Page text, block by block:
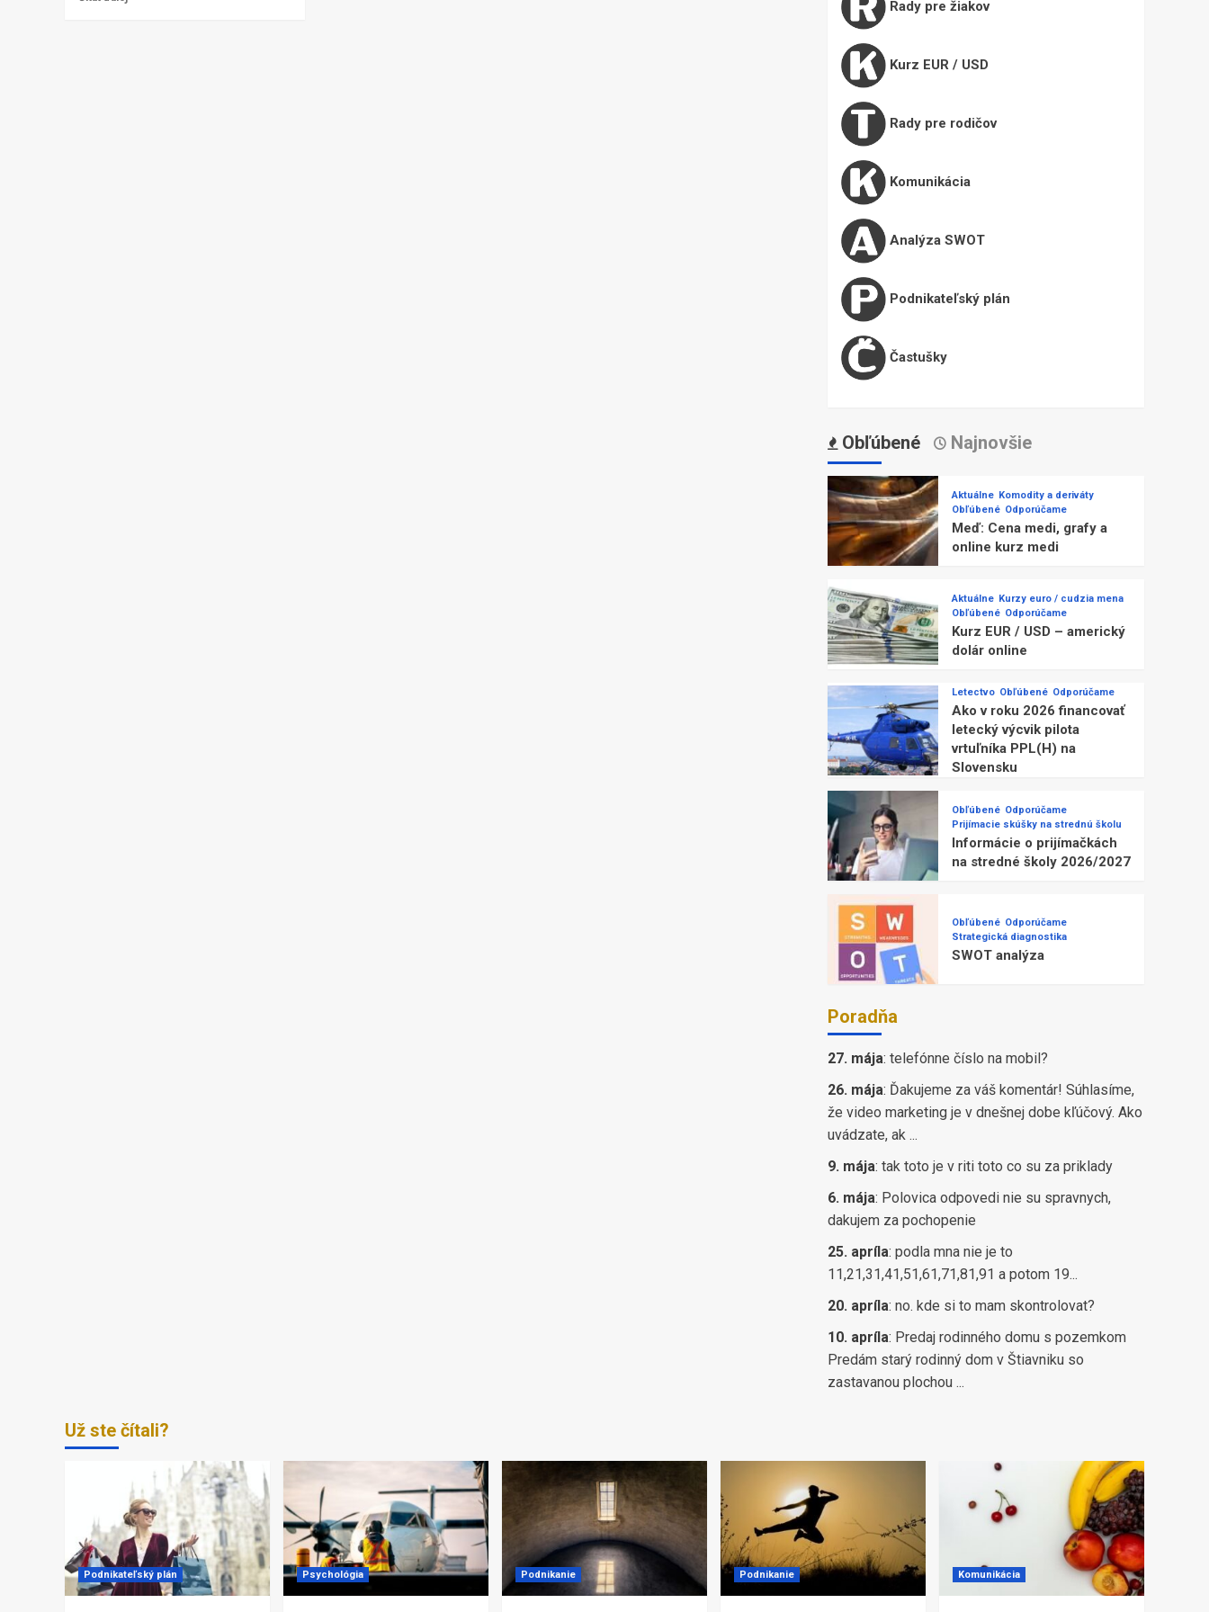
Rady pre žiakov
Kurz EUR / USD
Rady pre rodičov
Komunikácia
Analýza SWOT
Podnikateľský plán
Častušky
Obľúbené Najnovšie
Aktuálne Komodity a deriváty
Obľúbené Odporúčame
Meď: Cena medi, grafy a
online kurz medi
Aktuálne Kurzy euro / cudzia mena
Obľúbené Odporúčame
Kurz EUR / USD – americký
dolár online
Letectvo Obľúbené Odporúčame
Ako v roku 2026 financovať
letecký výcvik pilota
vrtuľníka PPL(H) na
Slovensku
Obľúbené Odporúčame
Prijímacie skúšky na strednú školu
Informácie o prijímačkách
na stredné školy 2026/2027
Obľúbené Odporúčame
Strategická diagnostika
SWOT analýza
Poradňa
27. mája: telefónne číslo na mobil?
26. mája: Ďakujeme za váš komentár! Súhlasíme,
že video marketing je v dnešnej dobe kľúčový. Ako
uvádzate, ak ...
9. mája: tak toto je v riti toto co su za priklady
6. mája: Polovica odpovedi nie su spravnych,
dakujem za pochopenie
25. apríla: podla mna nie je to
11,21,31,41,51,61,71,81,91 a potom 19...
20. apríla: no. kde si to mam skontrolovat?
10. apríla: Predaj rodinného domu s pozemkom
Predám starý rodinný dom v Štiavniku so
zastavanou plochou ...
Už ste čítali?
Podnikateľský plán Psychológia Podnikanie Podnikanie Komunikácia